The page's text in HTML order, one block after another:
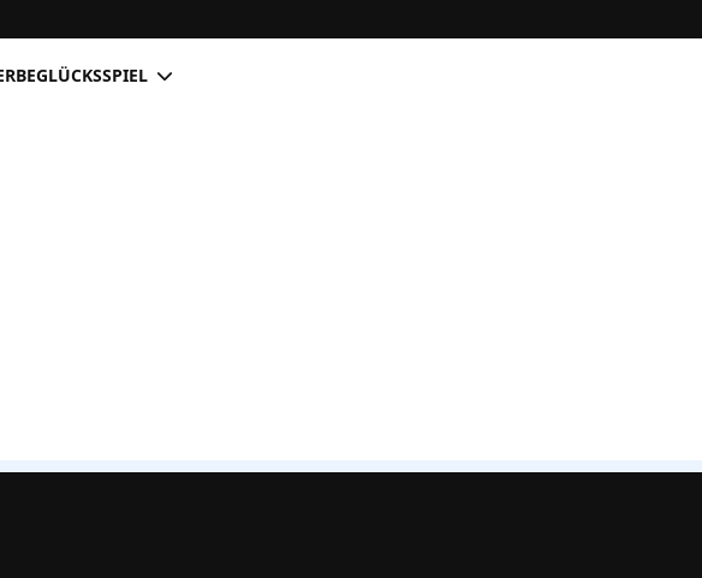
GLÜCKSSPIEL